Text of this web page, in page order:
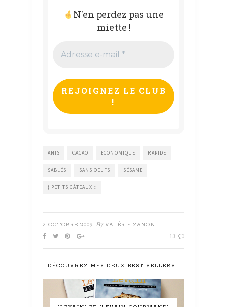
N'en perdez pas une
miette !
e-
*
ANIS CACAO ECONOMIQUE RAPIDE
SABLÉS SANS OEUFS SÉSAME
{ PETITS GÂTEAUX ::
2 OCTOBRE 2009 By VALÉRIE ZANON
13
DÉCOUVREZ MES DEUX BEST SELLERS !